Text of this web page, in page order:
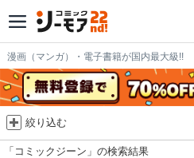
漫画（マンガ）・電子書籍が国内最大級!!
絞り込む
「コミックジーン」の検索結果